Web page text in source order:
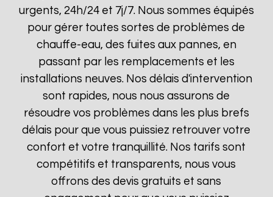
urgents, 24h/24 et 7j/7. Nous sommes équipés
pour gérer toutes sortes de problèmes de
chauffe-eau, des fuites aux pannes, en
passant par les remplacements et les
installations neuves. Nos délais d'intervention
sont rapides, nous nous assurons de
résoudre vos problèmes dans les plus brefs
délais pour que vous puissiez retrouver votre
confort et votre tranquillité. Nos tarifs sont
compétitifs et transparents, nous vous
offrons des devis gratuits et sans